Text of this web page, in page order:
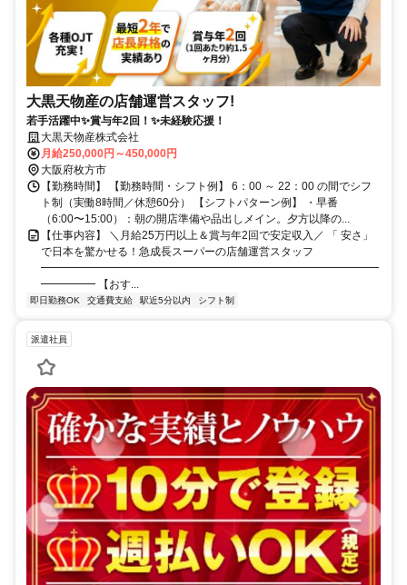
大黒天物産の店舗運営スタッフ!
若手活躍中✨賞与年2回！✨未経験応援！
大黒天物産株式会社
月給250,000円～450,000円
大阪府枚方市
【勤務時間】 【勤務時間・シフト例】 6：00 ～ 22：00 の間でシフ
ト制（実働8時間／休憩60分） 【シフトパターン例】 ・早番
（6:00〜15:00）：朝の開店準備や品出しメイン。夕方以降の...
【仕事内容】 ＼月給25万円以上＆賞与年2回で安定収入／ 「 安さ」
で日本を驚かせる！急成長スーパーの店舗運営スタッフ
━━━━━━━━━━━━━━━━━━━━━━━━━━━━━━━
━━━━━ 【おす...
即日勤務OK 交通費支給 駅近5分以内 シフト制
派遣社員